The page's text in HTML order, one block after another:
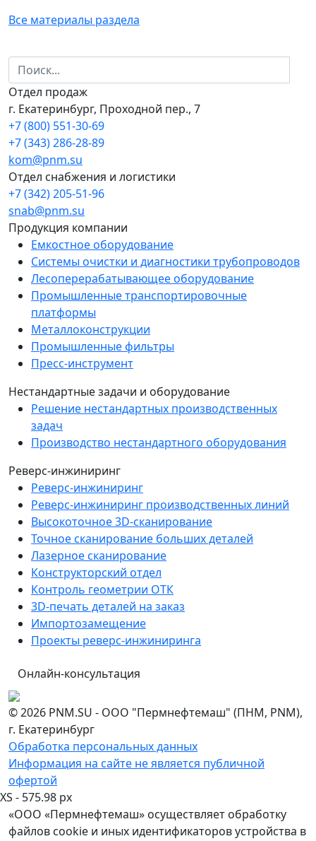
Все материалы раздела
Отдел продаж
г. Екатеринбург, Проходной пер., 7
+7 (800) 551-30-69
+7 (343) 286-28-89
kom@pnm.su
Отдел снабжения и логистики
+7 (342) 205-51-96
snab@pnm.su
Продукция компании
Емкостное оборудование
Системы очистки и диагностики трубопроводов
Лесоперерабатывающее оборудование
Промышленные транспортировочные
платформы
Металлоконструкции
Промышленные фильтры
Пресс-инструмент
Нестандартные задачи и оборудование
Решение нестандартных производственных
задач
Производство нестандартного оборудования
Реверс-инжиниринг
Реверс-инжиниринг
Реверс-инжиниринг производственных линий
Высокоточное 3D-сканирование
Точное сканирование больших деталей
Лазерное сканирование
Конструкторский отдел
Контроль геометрии ОТК
3D-печать деталей на заказ
Импортозамещение
Проекты реверс-инжиниринга
© 2026 PNM.SU - ООО "Пермнефтемаш" (ПНМ, PNM),
г. Екатеринбург
Обработка персональных данных
Информация на сайте не является публичной
офертой
Онлайн-консультация
XS - 575.98 px
«ООО «Пермнефтемаш» осуществляет обработку
файлов cookie и иных идентификаторов устройства в